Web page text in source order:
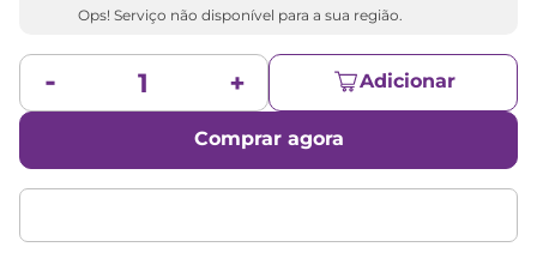
Ops! Serviço não disponível para a sua região.
Adicionar
Comprar agora